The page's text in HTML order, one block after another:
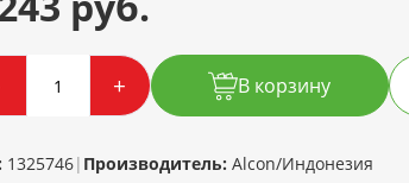
+ В корзину
1325746| Производитель: Alcon/Индонезия